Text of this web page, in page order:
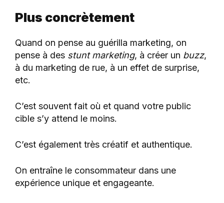
Plus concrètement
Quand on pense au guérilla marketing, on
pense à des stunt marketing, à créer un buzz,
à du marketing de rue, à un effet de surprise,
etc.
C’est souvent fait où et quand votre public
cible s’y attend le moins.
C’est également très créatif et authentique.
On entraîne le consommateur dans une
expérience unique et engageante.